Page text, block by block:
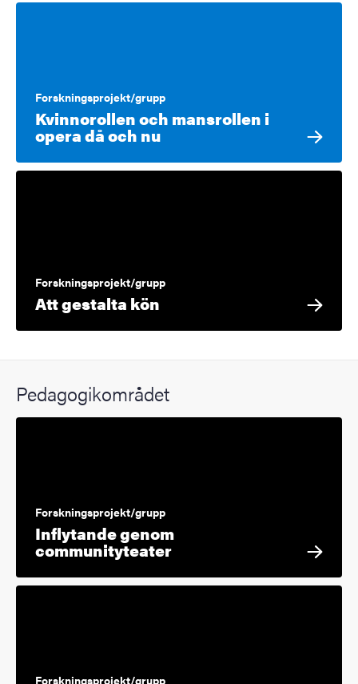
Forskningsprojekt/grupp
Kvinnorollen och mansrollen i
opera då och nu
Forskningsprojekt/grupp
Att gestalta kön
Pedagogikområdet
Forskningsprojekt/grupp
Inflytande genom
communityteater
Forskningsprojekt/grupp